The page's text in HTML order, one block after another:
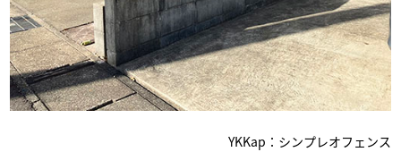
YKKap：シンプレオフェンス